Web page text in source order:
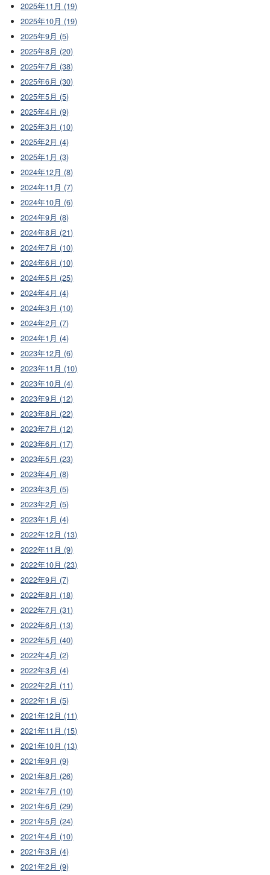
2025年11月 (19)
2025年10月 (19)
2025年9月 (5)
2025年8月 (20)
2025年7月 (38)
2025年6月 (30)
2025年5月 (5)
2025年4月 (9)
2025年3月 (10)
2025年2月 (4)
2025年1月 (3)
2024年12月 (8)
2024年11月 (7)
2024年10月 (6)
2024年9月 (8)
2024年8月 (21)
2024年7月 (10)
2024年6月 (10)
2024年5月 (25)
2024年4月 (4)
2024年3月 (10)
2024年2月 (7)
2024年1月 (4)
2023年12月 (6)
2023年11月 (10)
2023年10月 (4)
2023年9月 (12)
2023年8月 (22)
2023年7月 (12)
2023年6月 (17)
2023年5月 (23)
2023年4月 (8)
2023年3月 (5)
2023年2月 (5)
2023年1月 (4)
2022年12月 (13)
2022年11月 (9)
2022年10月 (23)
2022年9月 (7)
2022年8月 (18)
2022年7月 (31)
2022年6月 (13)
2022年5月 (40)
2022年4月 (2)
2022年3月 (4)
2022年2月 (11)
2022年1月 (5)
2021年12月 (11)
2021年11月 (15)
2021年10月 (13)
2021年9月 (9)
2021年8月 (26)
2021年7月 (10)
2021年6月 (29)
2021年5月 (24)
2021年4月 (10)
2021年3月 (4)
2021年2月 (9)